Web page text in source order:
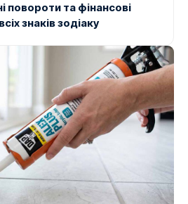
повороти та фінансові
знаків зодіаку